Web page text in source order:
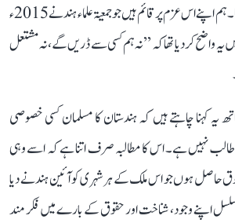
سے دستبردار نہیں کیا جا سکتا۔ ہم اپنے اس عزم پر قائم ہیں جو جمعیۃ علماء ہند نے 2015ء
یہ واضح کردیا تھا کہ ’’نہ ہم کسی سے ڈریں گے،نہ مشتعل
کہنا چاہتے ہیں کہ ہندستان کا مسلمان کسی خصوصی
نہیں ہے۔ اس کا مطالبہ صرف اتنا ہے کہ اسے وہی
حاصل ہوں جو اس ملک کے ہر شہری کو آئین ہند نے دیا
اپنے وجود، شناخت اور حقوق کے بارے میں فکر مند